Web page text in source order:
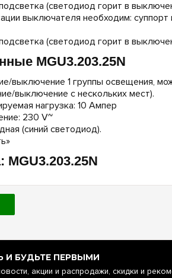
(светодиод горит в
выключателя необходим: суппорт
(светодиод горит в
MGU3.203.25N
выключение 1 группы освещения,
выключение с нескольких мест).
нагрузка: 10 Ампер
230 V~
(синий светодиод).
MGU3.203.25N
И БУДЬТЕ ПЕРВЫМИ
акции и распродажи, скидки и